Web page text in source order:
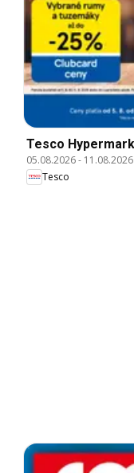
Tesco
05.08.2026- 11.08.2026
Tesco